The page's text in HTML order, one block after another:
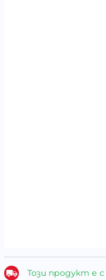
Този продукт е с